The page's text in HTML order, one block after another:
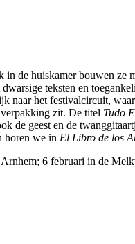
de huiskamer bouwen
teksten en
naar het festivalcircuit,
zit. De titel Tudo
de geest en de
horen we in El Libro de los
6 februari in de